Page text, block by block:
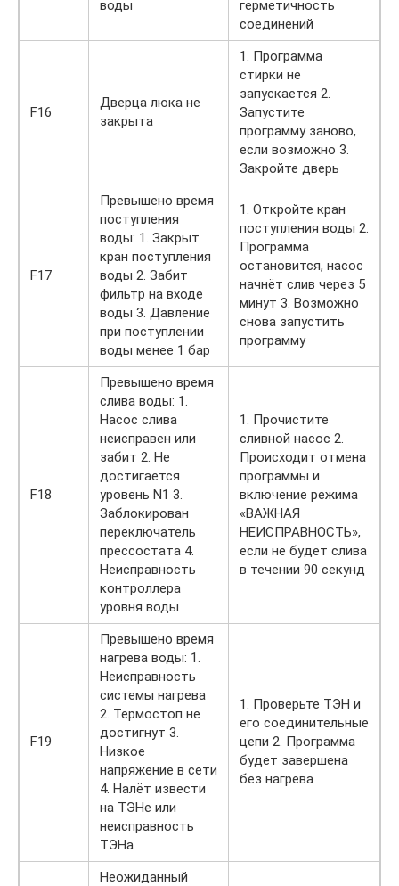
воды
герметичность
соединений
F16
Дверца люка не
закрыта
1. Программа
стирки не
запускается 2.
Запустите
программу заново,
если возможно 3.
Закройте дверь
F17
Превышено время
поступления
воды: 1. Закрыт
кран поступления
воды 2. Забит
фильтр на входе
воды 3. Давление
при поступлении
воды менее 1 бар
1. Откройте кран
поступления воды 2.
Программа
остановится, насос
начнёт слив через 5
минут 3. Возможно
снова запустить
программу
F18
Превышено время
слива воды: 1.
Насос слива
неисправен или
забит 2. Не
достигается
уровень N1 3.
Заблокирован
переключатель
прессостата 4.
Неисправность
контроллера
уровня воды
1. Прочистите
сливной насос 2.
Происходит отмена
программы и
включение режима
«ВАЖНАЯ
НЕИСПРАВНОСТЬ»,
если не будет слива
в течении 90 секунд
F19
Превышено время
нагрева воды: 1.
Неисправность
системы нагрева
2. Термостоп не
достигнут 3.
Низкое
напряжение в сети
4. Налёт извести
на ТЭНе или
неисправность
ТЭНа
1. Проверьте ТЭН и
его соединительные
цепи 2. Программа
будет завершена
без нагрева
Неожиданный